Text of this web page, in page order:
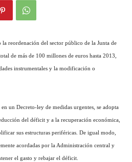
reordenación del sector público de la Junta de
de más de 100 millones de euros hasta 2013,
instrumentales y la modificación o
un Decreto-ley de medidas urgentes, se adopta
del déficit y a la recuperación económica,
sus estructuras periféricas. De igual modo,
acordadas por la Administración central y
el gasto y rebajar el déficit.